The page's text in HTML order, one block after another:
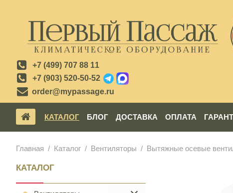
+7 (499) 707 88 11
+7 (903) 520-50-52
order@mypassage.ru
КАТАЛОГ БЛОГ ДОСТАВКА ОПЛАТА
Главная Каталог Вентиляторы Вытяжные осевые
КАТАЛОГ